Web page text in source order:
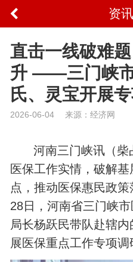
资
直击一线破难
升 ——三门峡
氏、灵宝开展
2026-06-04 来源：经济网
河南三门峡讯（
医保工作实情，破解
点，推动医保惠民政
28日，河南省三门峡市
局长杨跃民带队赴辖
展医保重点工作专项调